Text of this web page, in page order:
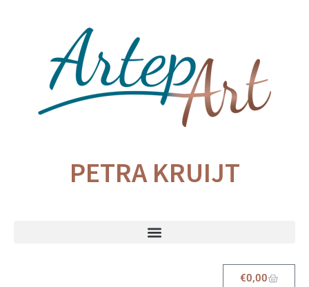
PETRA KRUIJT
€0,00